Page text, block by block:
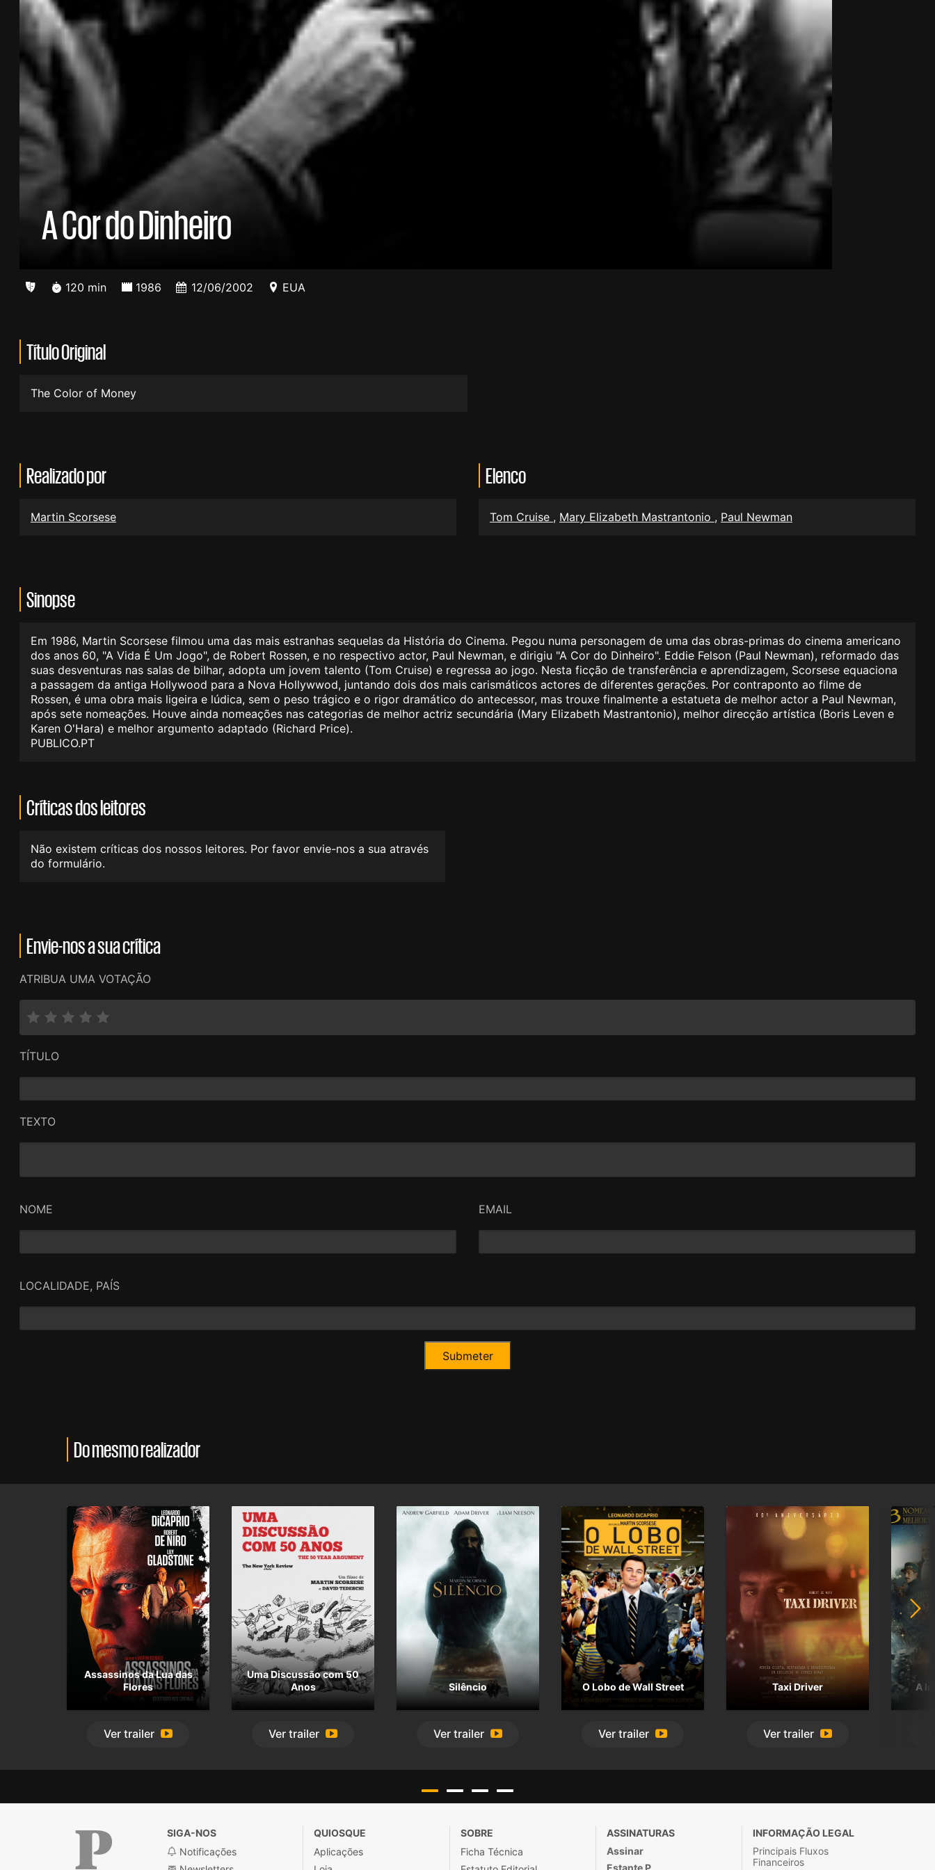
A Cor do Dinheiro
120 min 1986 12/06/2002 EUA
Título Original
The Color of Money
Realizado por
Martin Scorsese
Elenco
Tom Cruise , Mary Elizabeth Mastrantonio , Paul Newman
Sinopse
Em 1986, Martin Scorsese filmou uma das mais estranhas sequelas da História do Cinema. Pegou numa personagem de uma das obras-primas do cinema americano
dos anos 60, "A Vida É Um Jogo", de Robert Rossen, e no respectivo actor, Paul Newman, e dirigiu "A Cor do Dinheiro". Eddie Felson (Paul Newman), reformado das
suas desventuras nas salas de bilhar, adopta um jovem talento (Tom Cruise) e regressa ao jogo. Nesta ficção de transferência e aprendizagem, Scorsese equaciona
a passagem da antiga Hollywood para a Nova Hollywwod, juntando dois dos mais carismáticos actores de diferentes gerações. Por contraponto ao filme de
Rossen, é uma obra mais ligeira e lúdica, sem o peso trágico e o rigor dramático do antecessor, mas trouxe finalmente a estatueta de melhor actor a Paul Newman,
após sete nomeações. Houve ainda nomeações nas categorias de melhor actriz secundária (Mary Elizabeth Mastrantonio), melhor direcção artística (Boris Leven e
Karen O'Hara) e melhor argumento adaptado (Richard Price).
PUBLICO.PT
Críticas dos leitores
Não existem críticas dos nossos leitores. Por favor envie-nos a sua através
do formulário.
Envie-nos a sua crítica
ATRIBUA UMA VOTAÇÃO
TÍTULO
TEXTO
NOME EMAIL
LOCALIDADE, PAÍS
Do mesmo realizador
Assassinos da Lua das
Flores
Ver trailer
Uma Discussão com 50
Anos
Ver trailer
Silêncio
Ver trailer
O Lobo de Wall Street
Ver trailer
Taxi Driver
Ver trailer
A
SIGA-NOS
Notificações
QUIOSQUE
Aplicações
SOBRE
Ficha Técnica
ASSINATURAS
Assinar
INFORMAÇÃO LEGAL
Principais Fluxos
Financeiros